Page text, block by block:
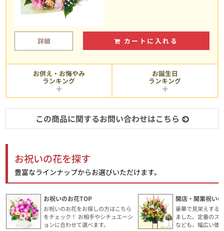
詳細 カートに入れる
お供え・お悔やみ
ランキング
お誕生日
ランキング
この商品に関するお問い合わせはこちら
お祝いの花を探す
豊富なラインナップからお選びいただけます。
お祝いのお花TOP
お祝いのお花をお探しの方はこちら
をチェック！ お相手やシチュエーシ
ョンに合わせて選べます。
開店・開業祝い
豪華で見栄えする
ました。定番のス
なども、幅広い価